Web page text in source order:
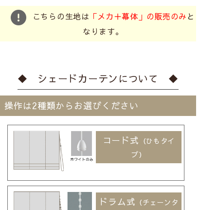
こちらの生地は 「メカ＋幕体」の販売のみと
なります。
◆ シェードカーテンについて ◆
操作は2種類からお選びください
コード式 （ひもタイ
プ）
ドラム式 （チェーンタ